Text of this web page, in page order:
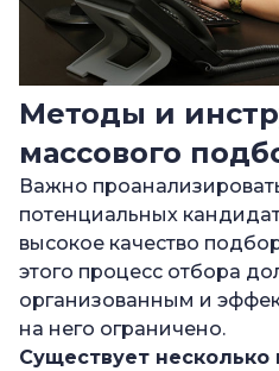
Методы и
массового
Важно
потенциальных
высокое качество
этого процесс отбора
организованным и
на него ограничено.
Существует несколько